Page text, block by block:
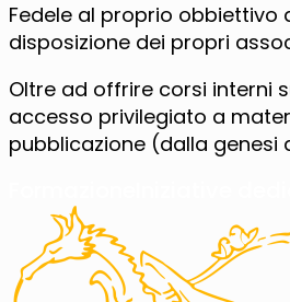
Fedele al proprio obbiettivo
disposizione dei propri
Oltre ad offrire corsi interni
accesso privilegiato a
pubblicazione (dalla